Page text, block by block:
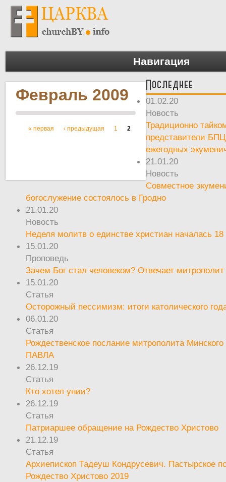
Навигация
Февраль 2009
Страницы
« первая ‹ предыдущая 1 2
Последнее
01.02.20
Новость
Традиционно
представители
ежегодных
21.01.20
Новость
Совместное
богослужение состоялось в Гродно
21.01.20
Новость
Неделя молитв о единстве христиан началась 18
15.01.20
Проповедь
Зачем Бог стал человеком? Отвечает
15.01.20
Статья
Осторожный пессимизм: итоги католического
06.01.20
Статья
Рождественское послание митрополита Минского
ПАВЛА
26.12.19
Статья
Кто хотел унии?
26.12.19
Статья
Патриаршее обращение на Рождество Христово
21.12.19
Статья
Архиепископ Тадеуш Кондрусевич. Пастырское
Рождество Христово 2019